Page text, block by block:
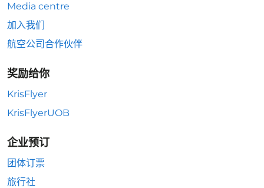
Media centre
加入我们
航空公司合作伙伴
奖励给你
KrisFlyer
KrisFlyerUOB
企业预订
团体订票
旅行社